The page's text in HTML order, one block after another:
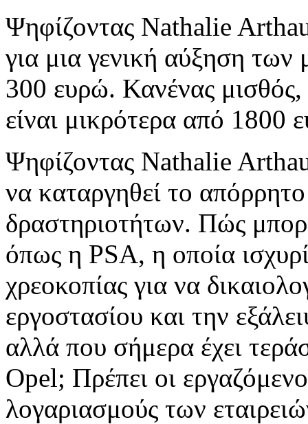
Ψηφίζοντας Nathalie
για μια γενική αύξηση
300 ευρώ. Κανένας μισθός,
είναι μικρότερα από 1800
Ψηφίζοντας Nathalie
να καταργηθεί το
δραστηριοτήτων. Πώς
όπως η PSA, η οποία
χρεοκοπίας για να
εργοστασίου και την
αλλά που σήμερα έχει
Opel; Πρέπει οι
λογαριασμούς των